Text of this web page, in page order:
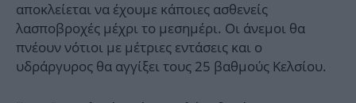
αποκλείεται να έχουμε κάποιες ασθενείς
λασποβροχές μέχρι το μεσημέρι. Οι άνεμοι θα
πνέουν νότιοι με μέτριες εντάσεις και ο
υδράργυρος θα αγγίξει τους 25 βαθμούς Κελσίου.